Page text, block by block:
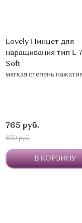
Lovely Пинцет для
наращивания тип L
Soft
мягкая степень нажатия
765 руб.
850 руб.
В КОРЗИНУ